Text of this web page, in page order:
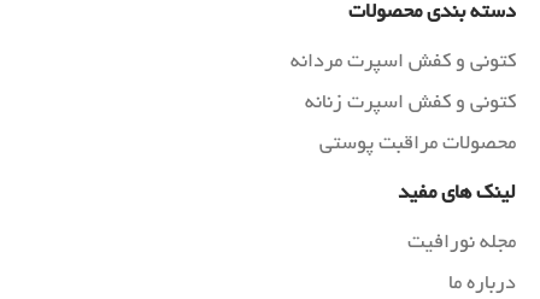
دسته بندی محصولات
کتونی و کفش اسپرت مردانه
کتونی و کفش اسپرت زنانه
محصولات مراقبت پوستی
لینک های مفید
مجله نورافیت
درباره ما